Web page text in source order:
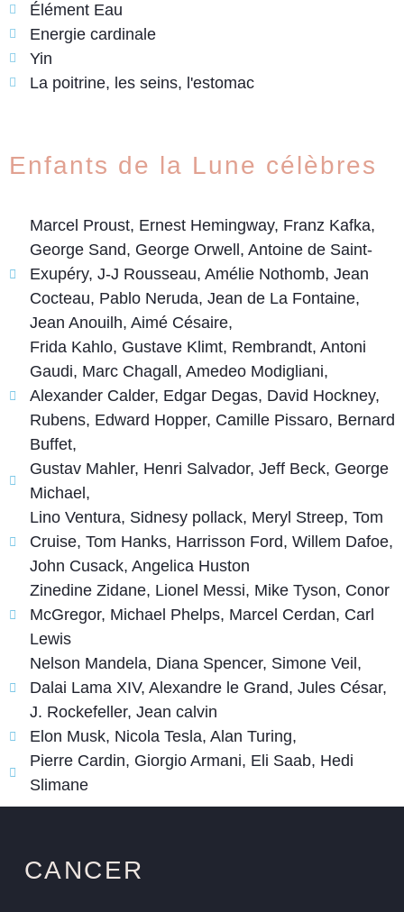
Élément Eau
Energie cardinale
Yin
La poitrine, les seins, l'estomac
Enfants de la Lune célèbres
Marcel Proust, Ernest Hemingway, Franz Kafka,
George Sand, George Orwell, Antoine de Saint-
Exupéry, J-J Rousseau, Amélie Nothomb, Jean
Cocteau, Pablo Neruda, Jean de La Fontaine,
Jean Anouilh, Aimé Césaire,
Frida Kahlo, Gustave Klimt, Rembrandt, Antoni
Gaudi, Marc Chagall, Amedeo Modigliani,
Alexander Calder, Edgar Degas, David Hockney,
Rubens, Edward Hopper, Camille Pissaro, Bernard
Buffet,
Gustav Mahler, Henri Salvador, Jeff Beck, George
Michael,
Lino Ventura, Sidnesy pollack, Meryl Streep, Tom
Cruise, Tom Hanks, Harrisson Ford, Willem Dafoe,
John Cusack, Angelica Huston
Zinedine Zidane, Lionel Messi, Mike Tyson, Conor
McGregor, Michael Phelps, Marcel Cerdan, Carl
Lewis
Nelson Mandela, Diana Spencer, Simone Veil,
Dalai Lama XIV, Alexandre le Grand, Jules César,
J. Rockefeller, Jean calvin
Elon Musk, Nicola Tesla, Alan Turing,
Pierre Cardin, Giorgio Armani, Eli Saab, Hedi
Slimane
CANCER